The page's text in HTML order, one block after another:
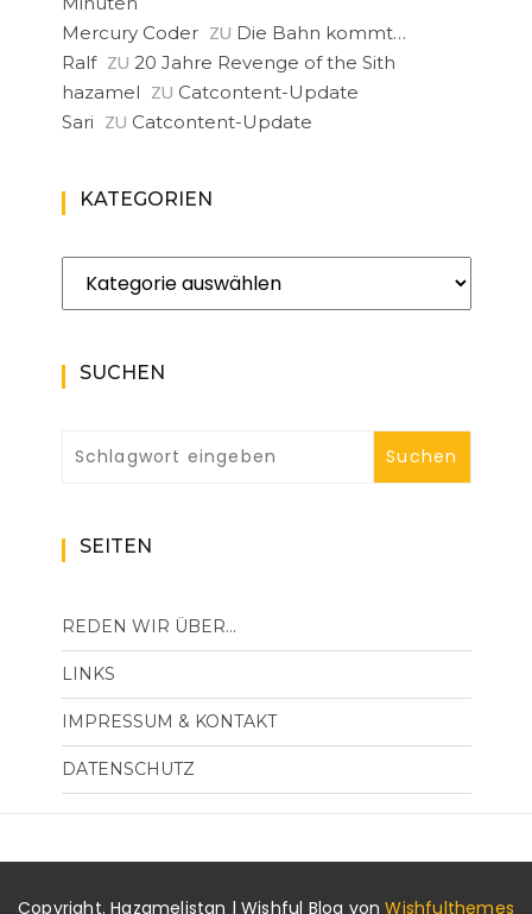
Mercury Coder ZU Die Bahn kommt…
Ralf ZU 20 Jahre Revenge of the Sith
hazamel ZU Catcontent-Update
Sari ZU Catcontent-Update
KATEGORIEN
Kategorien
SUCHEN
SEITEN
REDEN WIR ÜBER…
LINKS
IMPRESSUM & KONTAKT
DATENSCHUTZ
Copyright. Hazamelistan | Wishful Blog vonWishfulthemes